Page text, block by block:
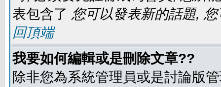
表包含了 您可以發表新的話題,
回頂端
我要如何編輯或是刪除文章??
除非您為系統管理員或是討論版